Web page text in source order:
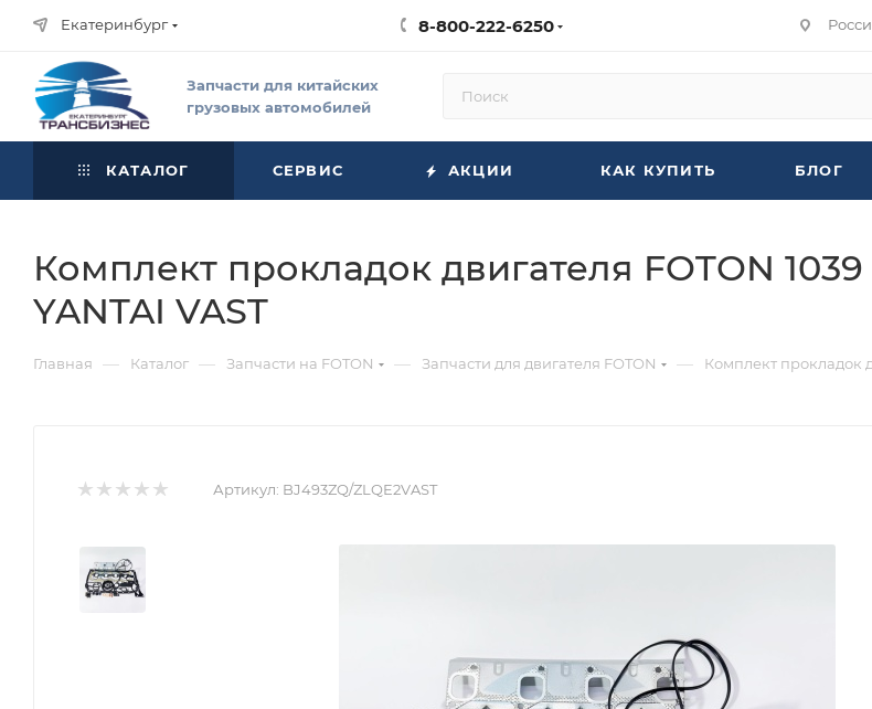
Екатеринбург 8-800-222-6250
Запчасти для китайских
грузовых автомобилей
КАТАЛОГ СЕРВИС АКЦИИ КАК КУПИТЬ БЛОГ
Комплект прокладок двигателя FOTON
YANTAI VAST
Главная — Каталог — Запчасти на FOTON — Запчасти для двигателя FOTON — Комплект прокладок
Артикул: BJ493ZQ/ZLQE2VAST